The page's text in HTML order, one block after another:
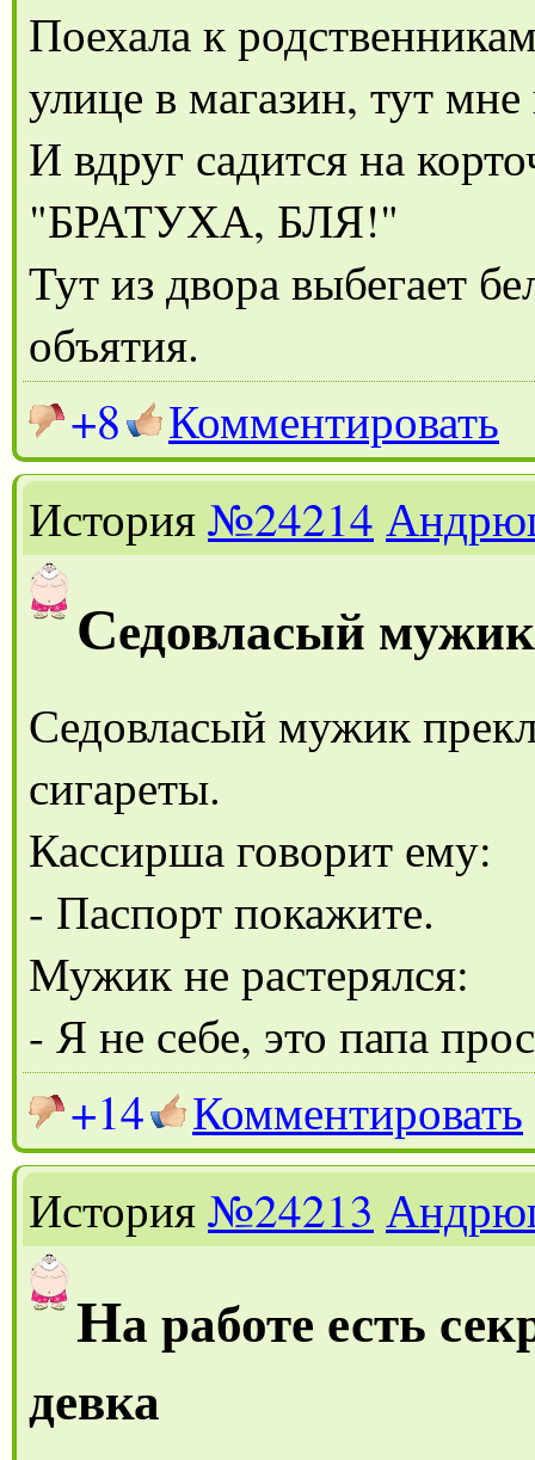
Поехала к
улице в магазин, тут
И вдруг садится на
"БРАТУХА, БЛЯ!"
Тут из двора выбегает
объятия.
+8
Комментировать
История№24214
Седовласый
Седовласый мужик
сигареты.
Кассирша говорит ему:
- Паспорт покажите.
Мужик не растерялся:
- Я не себе, это папа
+14
Комментировать
История№24213
На работе есть
девка